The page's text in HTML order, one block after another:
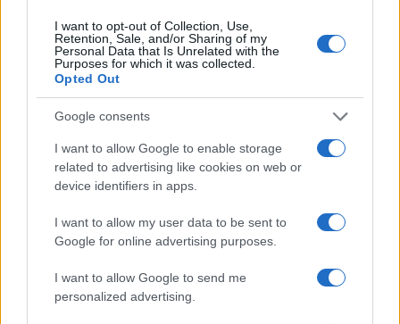
I want to opt-out of Collection, Use,
Retention, Sale, and/or Sharing of my
Personal Data that Is Unrelated with the
Purposes for which it was collected.
Opted Out
Google consents
I want to allow Google to enable storage
related to advertising like cookies on web or
device identifiers in apps.
I want to allow my user data to be sent to
Google for online advertising purposes.
I want to allow Google to send me
personalized advertising.
Eureka Bridged PAX
Gold (Terra
(PAXG)
$4,187.30
Kinza Babylon Staked
BTC
(KBTC)
$83,270.00
Morpho Vault
$100,000,000,000,000.00